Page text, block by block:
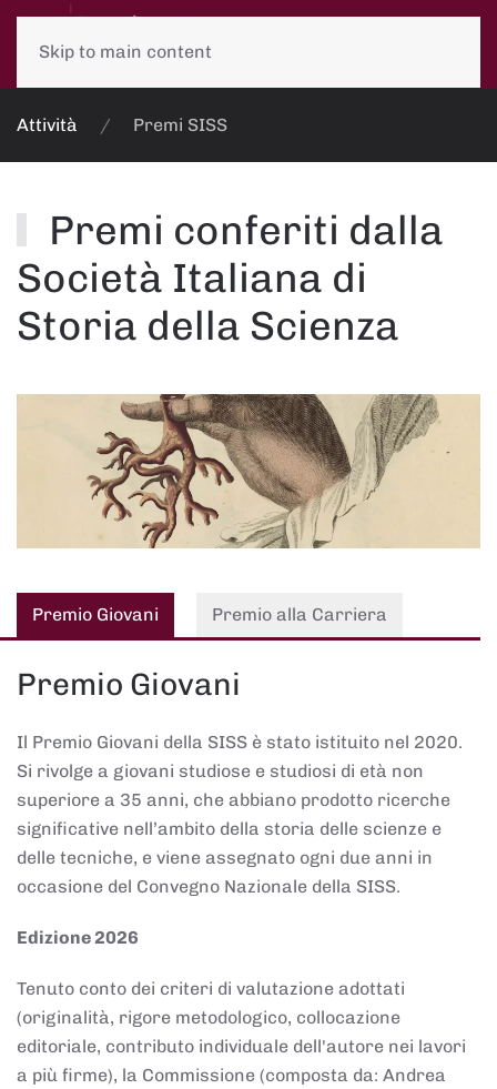
Skip to main content
Attività Premi SISS
Premi conferiti dalla
Società Italiana di
Storia della Scienza
Premio Giovani Premio alla Carriera
Premio Giovani
Il Premio Giovani della SISS è stato istituito nel 2020.
Si rivolge a giovani studiose e studiosi di età non
superiore a 35 anni, che abbiano prodotto ricerche
significative nell’ambito della storia delle scienze e
delle tecniche, e viene assegnato ogni due anni in
occasione del Convegno Nazionale della SISS.
Edizione 2026
Tenuto conto dei criteri di valutazione adottati
(originalità, rigore metodologico, collocazione
editoriale, contributo individuale dell'autore nei lavori
a più firme), la Commissione (composta da: Andrea